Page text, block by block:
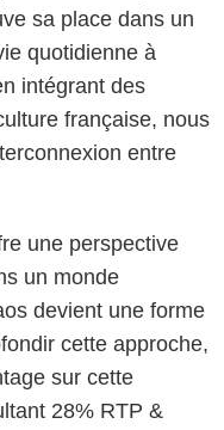
sa place dans un
quotidienne à
intégrant des
française, nous
entre
une perspective
un monde
devient une forme
cette approche,
sur cette
28% RTP &